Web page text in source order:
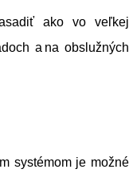
ako vo veľkej
a na obslužných
systémom je možné